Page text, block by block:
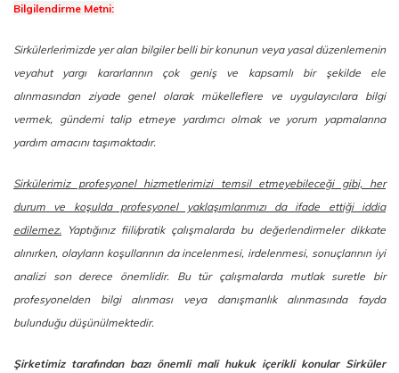
Bilgilendirme Metni:
Sirkülerlerimizde yer alan bilgiler belli bir konunun veya yasal düzenlemenin
veyahut yargı kararlarının çok geniş ve kapsamlı bir şekilde ele
alınmasından ziyade genel olarak mükelleflere ve uygulayıcılara bilgi
vermek, gündemi talip etmeye yardımcı olmak ve yorum yapmalarına
yardım amacını taşımaktadır.
Sirkülerimiz profesyonel hizmetlerimizi temsil etmeyebileceği gibi, her
durum ve koşulda profesyonel yaklaşımlarımızı da ifade ettiği iddia
edilemez. Yaptığınız fiili/pratik çalışmalarda bu değerlendirmeler dikkate
alınırken, olayların koşullarının da incelenmesi, irdelenmesi, sonuçlarının iyi
analizi son derece önemlidir. Bu tür çalışmalarda mutlak suretle bir
profesyonelden bilgi alınması veya danışmanlık alınmasında fayda
bulunduğu düşünülmektedir.
Şirketimiz tarafından bazı önemli mali hukuk içerikli konular Sirküler